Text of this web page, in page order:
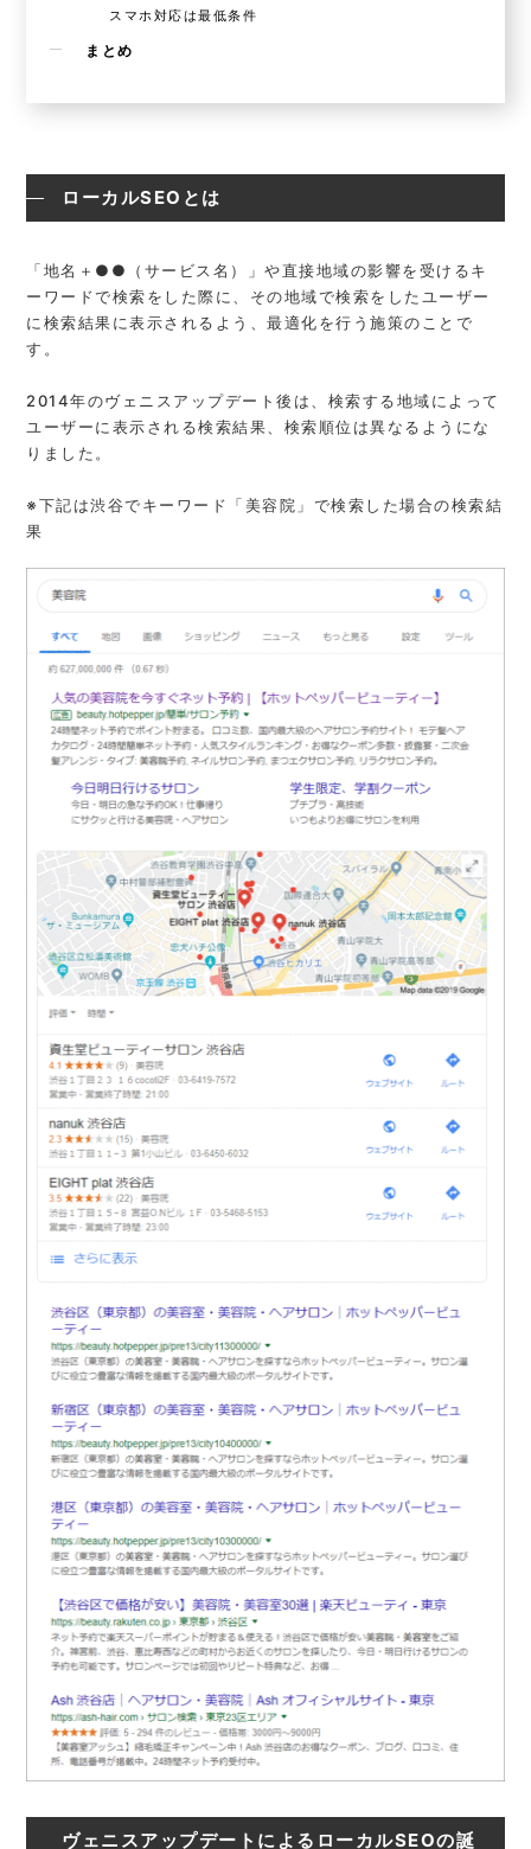
スマホ対応は最低条件
まとめ
ローカルSEOとは
「地名＋●●（サービス名）」や直接地域の影響を受けるキ
ーワードで検索をした際に、その地域で検索をしたユーザー
に検索結果に表示されるよう、最適化を行う施策のことで
す。
2014年のヴェニスアップデート後は、検索する地域によって
ユーザーに表示される検索結果、検索順位は異なるようにな
りました。
※下記は渋谷でキーワード「美容院」で検索した場合の検索結
果
ヴェニスアップデートによるローカルSEOの誕